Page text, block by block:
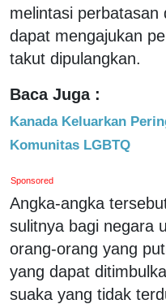
melintasi perbatasan
dapat mengajukan
takut dipulangkan.
Baca Juga :
Kanada Keluarkan
Komunitas LGBTQ
Sponsored
Angka-angka
sulitnya bagi negara
orang-orang yang
yang dapat
suaka yang tidak